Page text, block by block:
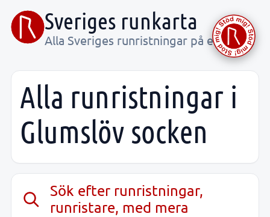
Sveriges runkarta
Alla Sveriges runristningar på ett ställe
Alla runristningar i
Glumslöv socken
Sök efter runristningar,
runristare, med mera